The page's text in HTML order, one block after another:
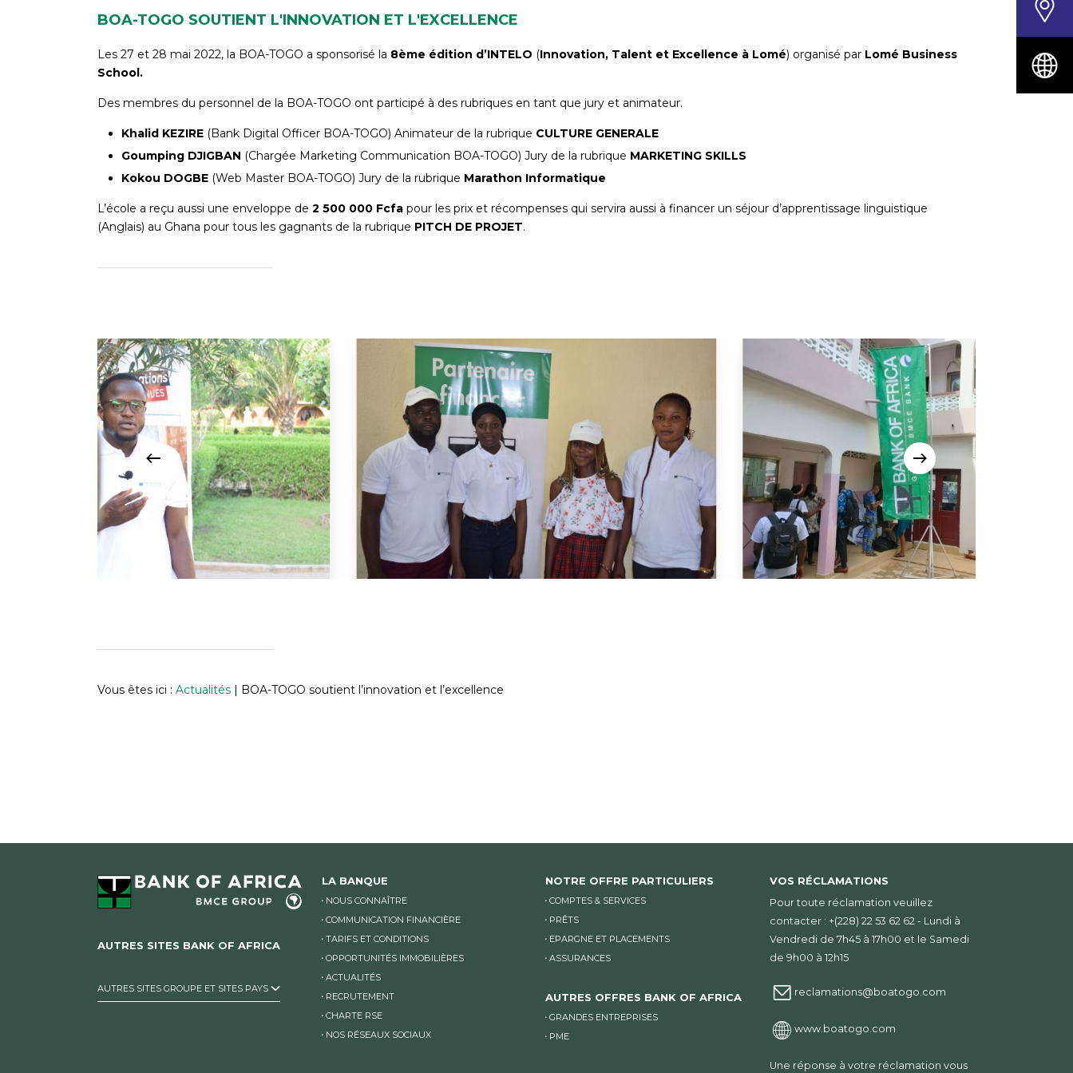
BOA-TOGO SOUTIENT L'INNOVATION ET L'EXCELLENCE
Les 27 et 28 mai 2022, la BOA-TOGO a sponsorisé la 8ème édition d’INTELO (Innovation, Talent et Excellence à Lomé) organisé par Lomé Business
School.
Des membres du personnel de la BOA-TOGO ont participé à des rubriques en tant que jury et animateur.
Khalid KEZIRE (Bank Digital Officer BOA-TOGO) Animateur de la rubrique CULTURE GENERALE
Goumping DJIGBAN (Chargée Marketing Communication BOA-TOGO) Jury de la rubrique MARKETING SKILLS
Kokou DOGBE (Web Master BOA-TOGO) Jury de la rubrique Marathon Informatique
L’école a reçu aussi une enveloppe de 2 500 000 Fcfapour les prix et récompenses qui servira aussi à financer un séjour d’apprentissage linguistique
(Anglais) au Ghana pour tous les gagnants de la rubrique PITCH DE PROJET.
Vous êtes ici : Actualités | BOA-TOGO soutient l’innovation et l’excellence
AUTRES SITES BANK OF AFRICA
AUTRES SITES GROUPE ET SITES PAYS
LA BANQUE
NOUS CONNAÎTRE
COMMUNICATION FINANCIÈRE
TARIFS ET CONDITIONS
OPPORTUNITÉS IMMOBILIÈRES
ACTUALITÉS
RECRUTEMENT
CHARTE RSE
NOS RÉSEAUX SOCIAUX
NOTRE OFFRE PARTICULIERS
COMPTES & SERVICES
PRÊTS
EPARGNE ET PLACEMENTS
ASSURANCES
AUTRES OFFRES BANK OF AFRICA
GRANDES ENTREPRISES
PME
VOS RÉCLAMATIONS
Pour toute réclamation veuillez
contacter : +(228) 22 53 62 62 - Lundi à
Vendredi de 7h45 à 17h00 et le Samedi
de 9h00 à 12h15
reclamations@boatogo.com
www.boatogo.com
Une réponse à votre réclamation vous